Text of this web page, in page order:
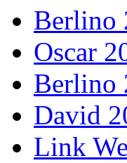
Berlino
Oscar
Berlino
David
Link